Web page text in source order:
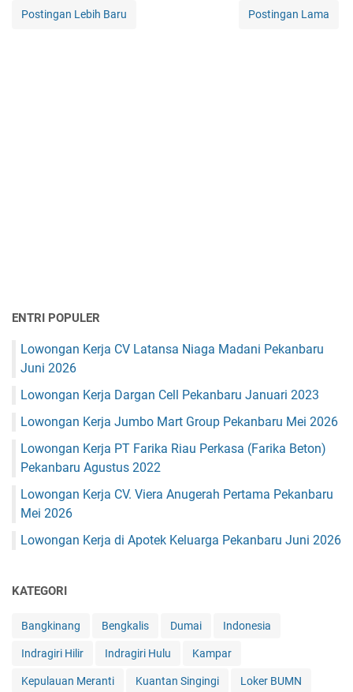
Postingan Lebih Baru Postingan Lama
ENTRI POPULER
Lowongan Kerja CV Latansa Niaga Madani Pekanbaru
Juni 2026
Lowongan Kerja Dargan Cell Pekanbaru Januari 2023
Lowongan Kerja Jumbo Mart Group Pekanbaru Mei 2026
Lowongan Kerja PT Farika Riau Perkasa (Farika Beton)
Pekanbaru Agustus 2022
Lowongan Kerja CV. Viera Anugerah Pertama Pekanbaru
Mei 2026
Lowongan Kerja di Apotek Keluarga Pekanbaru Juni 2026
KATEGORI
Bangkinang Bengkalis Dumai Indonesia
Indragiri Hilir Indragiri Hulu Kampar
Kepulauan Meranti Kuantan Singingi Loker BUMN